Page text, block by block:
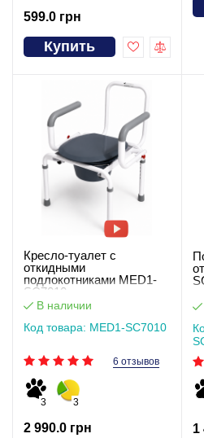
599.0 грн
Купить
Кресло-туалет с
откидными
подлокотниками MED1-
SC7010
В наличии
Код товара: MED1-SC7010
6 отзывов
3 3
2 990.0 грн 1